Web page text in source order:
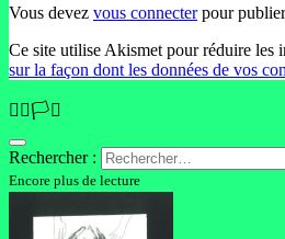
Vous devez vous connecterpour
Ce site utilise Akismet pour réduire les
sur la façon dont les données de vos
🏳️‍🌈🏳️‍⚧️
Rechercher :
Encore plus de lecture